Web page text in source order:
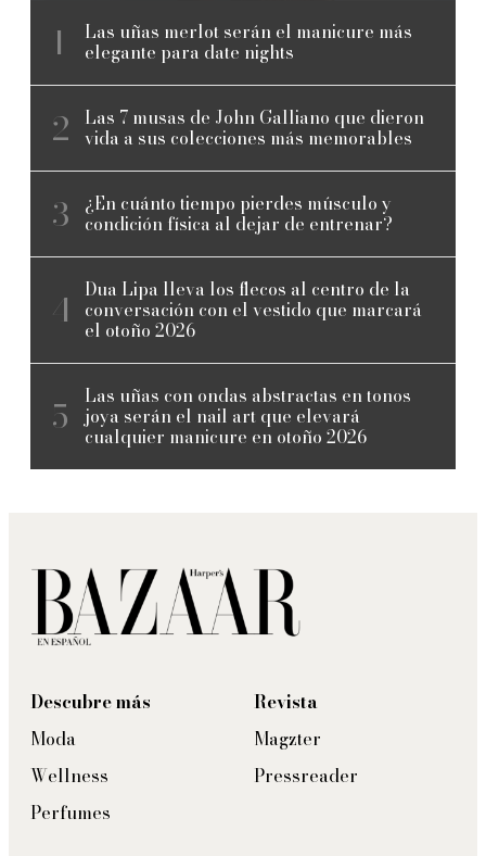
Las uñas merlot serán el manicure más
elegante para date nights
Las 7 musas de John Galliano que dieron
vida a sus colecciones más memorables
¿En cuánto tiempo pierdes músculo y
condición física al dejar de entrenar?
Dua Lipa lleva los flecos al centro de la
conversación con el vestido que marcará
el otoño 2026
Las uñas con ondas abstractas en tonos
joya serán el nail art que elevará
cualquier manicure en otoño 2026
Descubre más
Moda
Wellness
Perfumes
Revista
Magzter
Pressreader